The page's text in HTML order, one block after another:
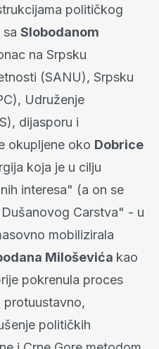
političkog
Slobodanom
na Srpsku
(SANU), Srpsku
Udruženje
dijasporu i
okupljene oko Dobrice
koja je u cilju
interesa" (a on se
Carstva" - u
mobilizirala
Miloševića kao
pokrenula proces
političkih